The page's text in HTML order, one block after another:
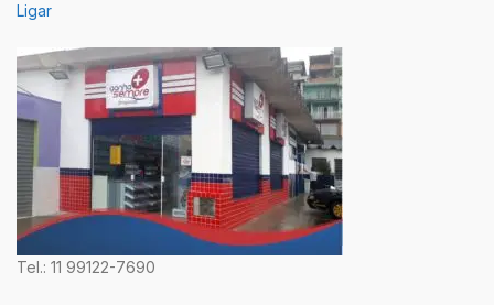
Ligar
Tel.: 11 99122-7690